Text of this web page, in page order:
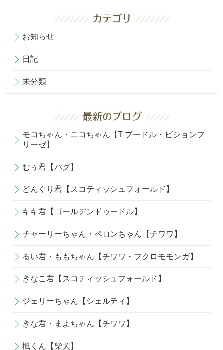
お知らせ
日記
未分類
モコちゃん・ニコちゃん【T プードル・ビションフ
リーゼ】
むぅ君【パグ】
どんぐり君【スコティッシュフォールド】
キキ君【ゴールデンドゥードル】
チャーリーちゃん・ペロンちゃん【チワワ】
るい君・ももちゃん【チワワ・フクロモモンガ】
きなこ君【スコティッシュフォールド】
ジェリーちゃん【シェルティ】
きな君・まよちゃん【チワワ】
楓くん【柴犬】